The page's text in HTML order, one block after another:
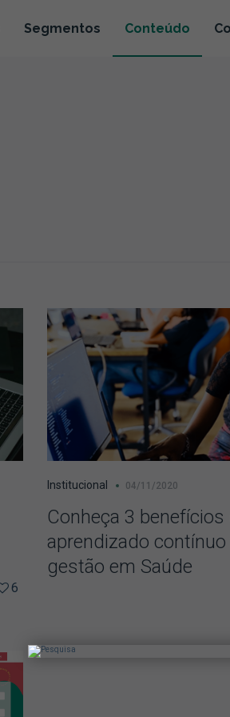
Segmentos Conteúdo
6
Institucional 04/11/2020
Conheça 3 benefícios
aprendizado contínuo
gestão em Saúde